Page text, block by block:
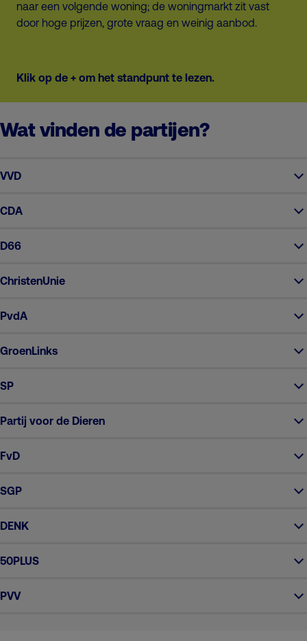
naar een volgende woning; de woningmarkt zit vast
door hoge prijzen, grote vraag en weinig aanbod.
Klik op de + om het standpunt te lezen.
Wat vinden de partijen?
VVD
CDA
D66
ChristenUnie
PvdA
GroenLinks
SP
Partij voor de Dieren
FvD
SGP
DENK
50PLUS
PVV